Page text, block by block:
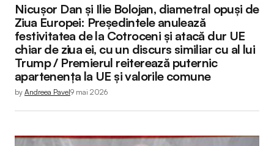
Nicușor Dan și Ilie Bolojan, diametral opuși de
Ziua Europei: Președintele anulează
festivitatea de la Cotroceni și atacă dur UE
chiar de ziua ei, cu un discurs similiar cu al lui
Trump / Premierul reiterează puternic
apartenența la UE și valorile comune
by Andreea Pavel9 mai 2026